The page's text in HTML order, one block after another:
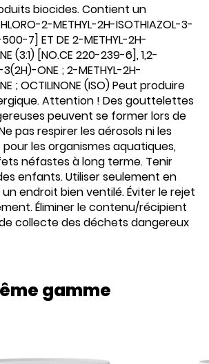
biocides. Contient un
2-METHYL-2H-ISOTHIAZOL-3-
7] ET DE 2-METHYL-2H-
(3:1) [NO.CE 220-239-6], 1,2-
3(2H)-ONE ; 2-METHYL-2H-
; OCTILINONE (ISO) Peut produire
Attention ! Des gouttelettes
peuvent se former lors de
pas respirer les aérosols ni les
pour les organismes aquatiques,
néfastes à long terme. Tenir
enfants. Utiliser seulement en
endroit bien ventilé. Éviter le rejet
Éliminer le contenu/récipient
collecte des déchets dangereux
gamme